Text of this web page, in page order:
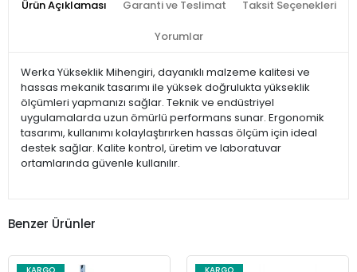
Ürün Açıklaması Garanti ve Teslimat Taksit Seçenekleri
Yorumlar
Werka Yükseklik Mihengiri, dayanıklı malzeme kalitesi ve
hassas mekanik tasarımı ile yüksek doğrulukta yükseklik
ölçümleri yapmanızı sağlar. Teknik ve endüstriyel
uygulamalarda uzun ömürlü performans sunar. Ergonomik
tasarımı, kullanımı kolaylaştırırken hassas ölçüm için ideal
destek sağlar. Kalite kontrol, üretim ve laboratuvar
ortamlarında güvenle kullanılır.
Benzer Ürünler